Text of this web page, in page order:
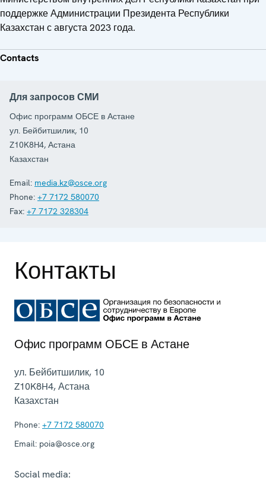
поддержке Администрации Президента Республики
Казахстан с августа 2023 года.
Contacts
Для запросов СМИ
Офис программ ОБСЕ в Астане
ул. Бейбитшилик, 10
Z10K8H4, Астана
Казахстан
Email: media.kz@osce.org
Phone: +7 7172 580070
Fax: +7 7172 328304
Контакты
Офис программ ОБСЕ в Астане
ул. Бейбитшилик, 10
Z10K8H4,Астана
Казахстан
Phone: +7 7172 580070
Email: poia@osce.org
Social media: